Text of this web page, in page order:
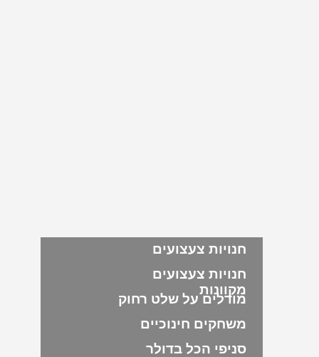
חנויות צעצועים
חנויות צעצועים
מקוונות
מודלים על שלט רחוק
משחקים חינוכיים
סניפי הכל בדולר